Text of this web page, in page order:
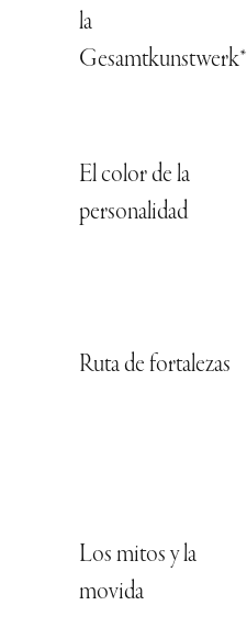
la
Gesamtkunstwerk*
El color de la
personalidad
Ruta de fortalezas
Los mitos y la
movida